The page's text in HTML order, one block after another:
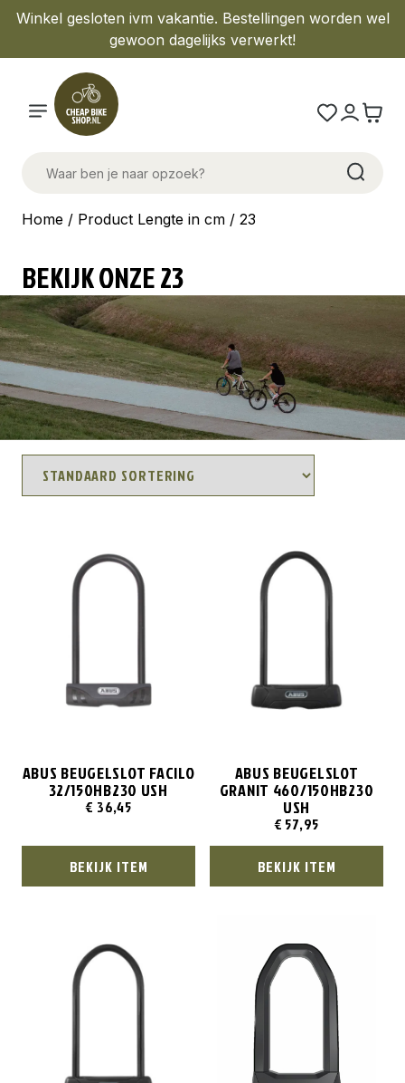
Winkel gesloten ivm vakantie. Bestellingen worden wel
gewoon dagelijks verwerkt!
Home / Product Lengte in cm / 23
BEKIJK ONZE 23
ABUS BEUGELSLOT FACILO
32/150HB230 USH
€ 36,45
BEKIJK ITEM
ABUS BEUGELSLOT
GRANIT 460/150HB230
USH
€ 57,95
BEKIJK ITEM